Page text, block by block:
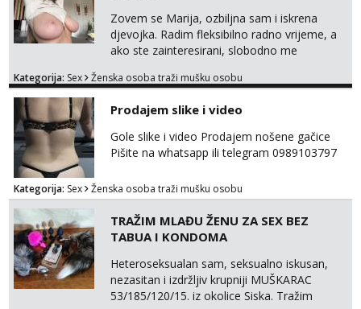
Zovem se Marija, ozbiljna sam i iskrena
djevojka. Radim fleksibilno radno vrijeme, a
ako ste zainteresirani, slobodno me
broj☎️:+385 92 451 2472
Kategorija: Sex Ženska osoba traži mušku osobu
Prodajem slike i video
Gole slike i video Prodajem nošene gačice
Pišite na whatsapp ili telegram 0989103797
Kategorija: Sex Ženska osoba traži mušku osobu
TRAŽIM MLAĐU ŽENU ZA SEX BEZ
TABUA I KONDOMA
Heteroseksualan sam, seksualno iskusan,
nezasitan i izdržljiv krupniji MUŠKARAC
53/185/120/15. iz okolice Siska. Tražim